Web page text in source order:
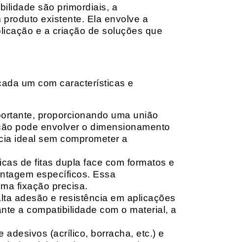
são primordiais, a
existente. Ela envolve a
e a criação de soluções que
um com características e
proporcionando uma união
pode envolver o dimensionamento
ideal sem comprometer a
de fitas dupla face com formatos e
específicos. Essa
fixação precisa.
adesão e resistência em aplicações
a compatibilidade com o material, a
adesivos (acrílico, borracha, etc.) e